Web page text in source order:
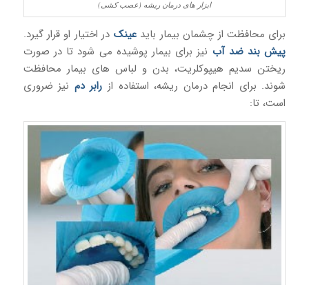
ابزار های درمان ریشه (عصب کشی)
برای محافظت از چشمان بیمار بایدعینک در اختیار او قرار گیرد.
پیش بند ضد آب نیز برای بیمار پوشیده می شود تا در صورت
ریختن سدیم هیپوکلریت، بدن و لباس های بیمار محافظت
شوند. برای انجام درمان ریشه، استفاده از رابر دم نیز ضروری
است، تا: